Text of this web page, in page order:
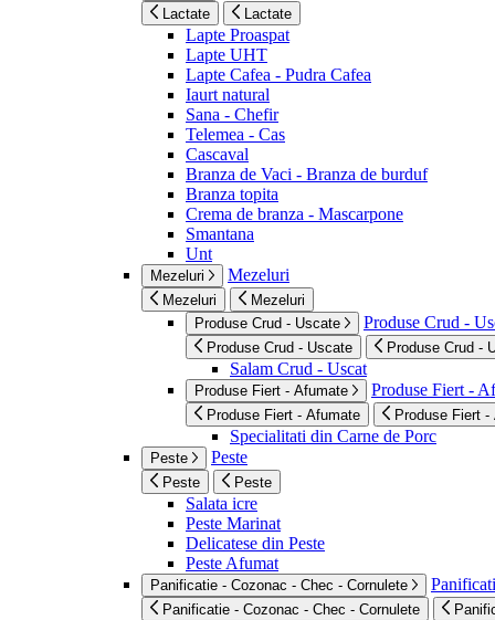
Lactate Lactate
Lapte Proaspat
Lapte UHT
Lapte Cafea - Pudra Cafea
Iaurt natural
Sana - Chefir
Telemea - Cas
Cascaval
Branza de Vaci - Branza de burduf
Branza topita
Crema de branza - Mascarpone
Smantana
Unt
Mezeluri Mezeluri
Mezeluri
Mezeluri
Produse Crud - Uscate
Produse Crud -
Produse Crud - Uscate Produse Crud -
Salam Crud - Uscat
Produse Fiert - Afumate Produse Fiert -
Produse Fiert - Afumate Produse Fiert -
Specialitati din Carne de Porc
Peste Peste
Peste Peste
Salata icre
Peste Marinat
Delicatese din Peste
Peste Afumat
Panificatie - Cozonac - Chec - Cornulete
Panificatie - Cozonac - Chec - Cornulete